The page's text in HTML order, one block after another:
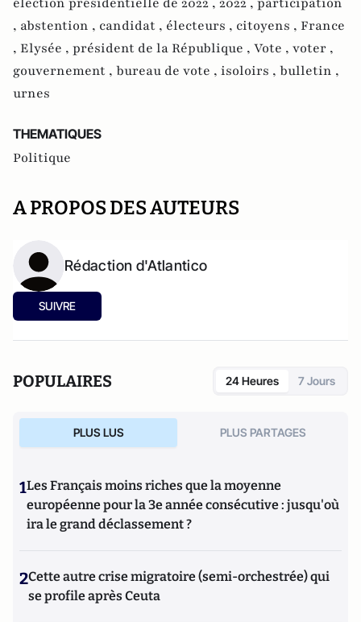
, abstention , candidat , électeurs , citoyens , France
, Elysée , président de la République , Vote , voter ,
gouvernement , bureau de vote , isoloirs , bulletin ,
urnes
THEMATIQUES
Politique
A PROPOS DES AUTEURS
Rédaction d'Atlantico
SUIVRE
POPULAIRES 24 Heures 7 Jours
PLUS LUS PLUS PARTAGES
1Les Français moins riches que la moyenne
européenne pour la 3e année consécutive : jusqu'où
ira le grand déclassement ?
2Cette autre crise migratoire (semi-orchestrée) qui
se profile après Ceuta